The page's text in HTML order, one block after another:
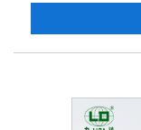
সরঞ্জামগুলির একটি
এবং আমদানি ও রপ্তানি